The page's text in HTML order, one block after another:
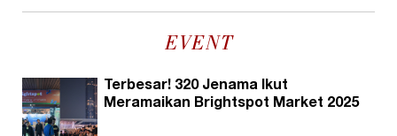
EVENT
Terbesar! 320 Jenama Ikut
Meramaikan Brightspot Market 2025